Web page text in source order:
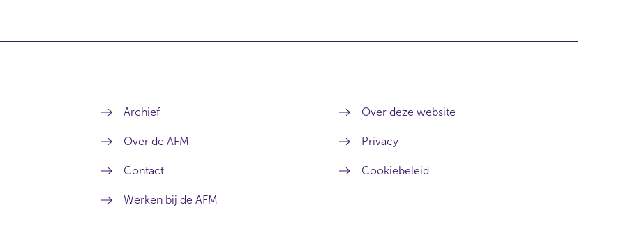
Archief
Over de AFM
Contact
Werken bij de AFM
Over deze website
Privacy
Cookiebeleid